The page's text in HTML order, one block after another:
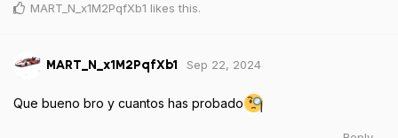
MART_N_x1M2PqfXb1 likes this.
MART_N_x1M2PqfXb1 Sep 22, 2024
Que bueno bro y cuantos has probado